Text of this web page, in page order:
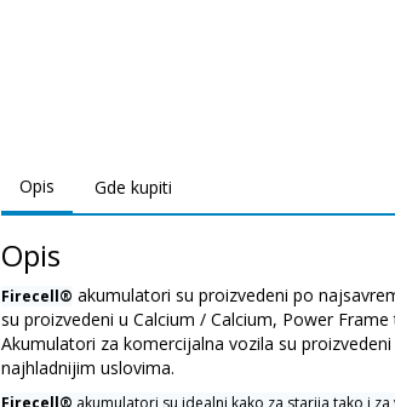
Opis Gde kupiti
Opis
Firecell® akumulatori su proizvedeni po
su proizvedeni u Calcium / Calcium, Power
Akumulatori za komercijalna vozila su
najhladnijim uslovima.
Firecell® akumulatori su idealni kako za starija tako i